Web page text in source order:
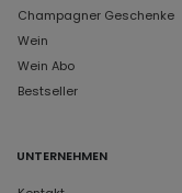
Champagner Geschenke
Wein
Wein Abo
Bestseller
UNTERNEHMEN